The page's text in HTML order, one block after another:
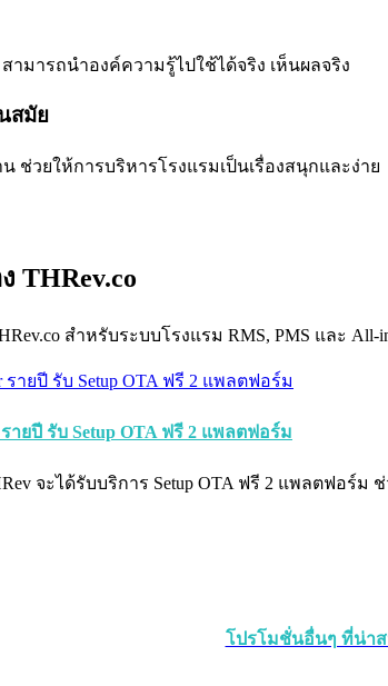
มารถนำองค์ความรู้ไปใช้ได้จริง เห็นผลจริง
สมัย
ช่วยให้การบริหารโรงแรมเป็นเรื่องสนุกและง่าย
THRev.co
สำหรับระบบโรงแรม RMS, PMS และ
ยปี รับ Setup OTA ฟรี 2 แพลตฟอร์ม
จะได้รับบริการ Setup OTA ฟรี 2 แพลตฟอร์
โปรโมชั่นอื่นๆ ที่น่า